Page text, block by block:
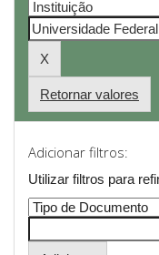
Retornar valores
Adicionar filtros:
Utilizar filtros para